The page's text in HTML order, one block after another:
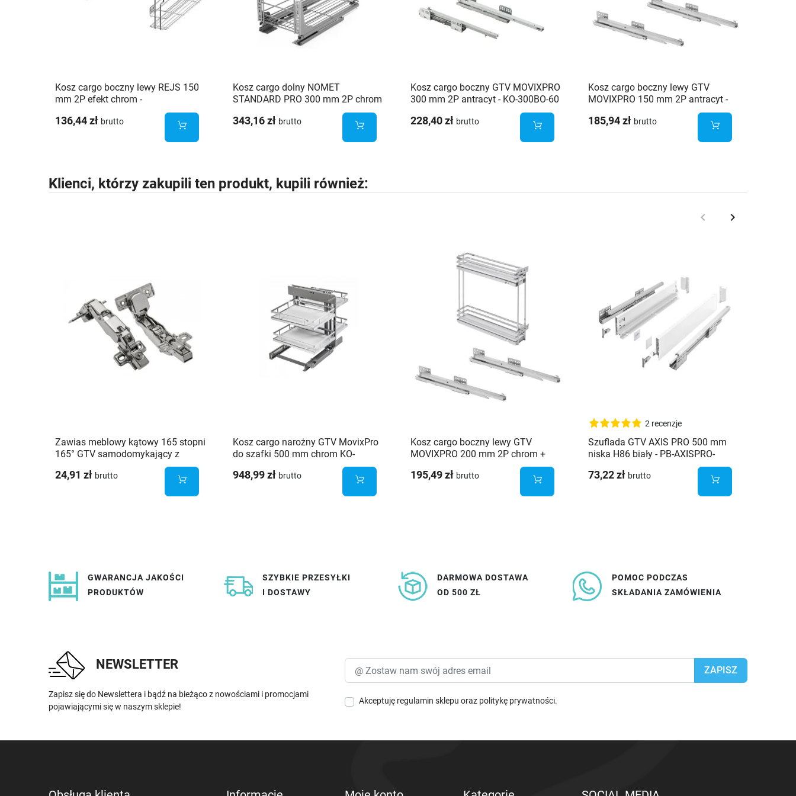
Kosz cargo boczny lewy REJS 150
mm 2P efekt chrom -
136,44 zł brutto
Kosz cargo dolny NOMET
STANDARD PRO 300 mm 2P chrom
343,16 zł brutto
Kosz cargo boczny GTV MOVIXPRO
300 mm 2P antracyt - KO-300BO-60
228,40 zł brutto
Kosz cargo boczny lewy GTV
MOVIXPRO 150 mm 2P antracyt -
185,94 zł brutto
Klienci, którzy zakupili ten produkt, kupili również:
Poprzedni
keyboard_arrow_left Następny
keyboard_arrow_right
Zawias meblowy kątowy 165 stopni
165° GTV samodomykający z
24,91 zł brutto
Kosz cargo narożny GTV MovixPro
do szafki 500 mm chrom KO-
948,99 zł brutto
Kosz cargo boczny lewy GTV
MOVIXPRO 200 mm 2P chrom +
195,49 zł brutto
2 recenzje
Szuflada GTV AXIS PRO 500 mm
niska H86 biały - PB-AXISPRO-
73,22 zł brutto
GWARANCJA JAKOŚCI
PRODUKTÓW
SZYBKIE PRZESYŁKI
I DOSTAWY
DARMOWA DOSTAWA
OD 500 ZŁ
POMOC PODCZAS
SKŁADANIA ZAMÓWIENIA
NEWSLETTER
Zapisz się do Newslettera i bądź na bieżąco z nowościami i promocjami
pojawiającymi się w naszym sklepie!
Akceptuję regulamin sklepu oraz politykę prywatności.